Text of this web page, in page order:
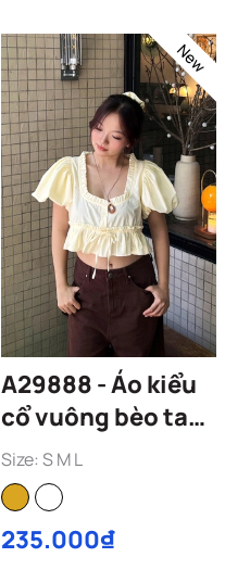
New
A29888 - Áo kiểu
cổ vuông bèo tay
bí
Size: S M L
235.000₫